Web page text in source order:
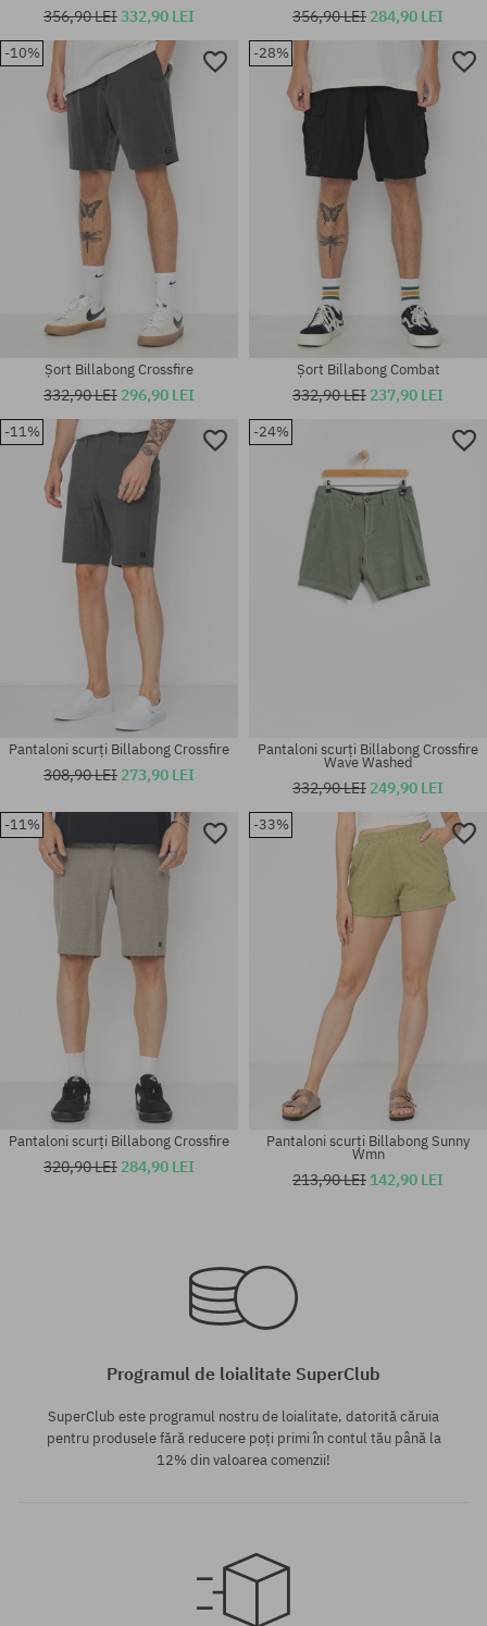
Mărimi existente:
32; 33; 36
356,90 LEI332,90 LEI
Mărimi existente:
356,90 LEI 284,90 LEI
-10%
Mărimi existente:
Șort Billabong Crossfire
332,90 LEI 296,90 LEI
-28%
Mărimi existente:
Șort Billabong Combat
332,90 LEI 237,90 LEI
-11%
Pantaloni scurți Billabong Crossfire
308,90 LEI 273,90 LEI
-24%
Pantaloni scurți Billabong Crossfire
Wave Washed
332,90 LEI 249,90 LEI
-11%
Pantaloni scurți Billabong Crossfire
320,90 LEI 284,90 LEI
-33%
Mărimi existente:
Pantaloni scurți Billabong Sunny
Wmn
213,90 LEI 142,90 LEI
Programul de loialitate SuperClub
SuperClub este programul nostru de loialitate, datorită căruia
pentru produsele fără reducere poți primi în contul tău până la
12% din valoarea comenzii!